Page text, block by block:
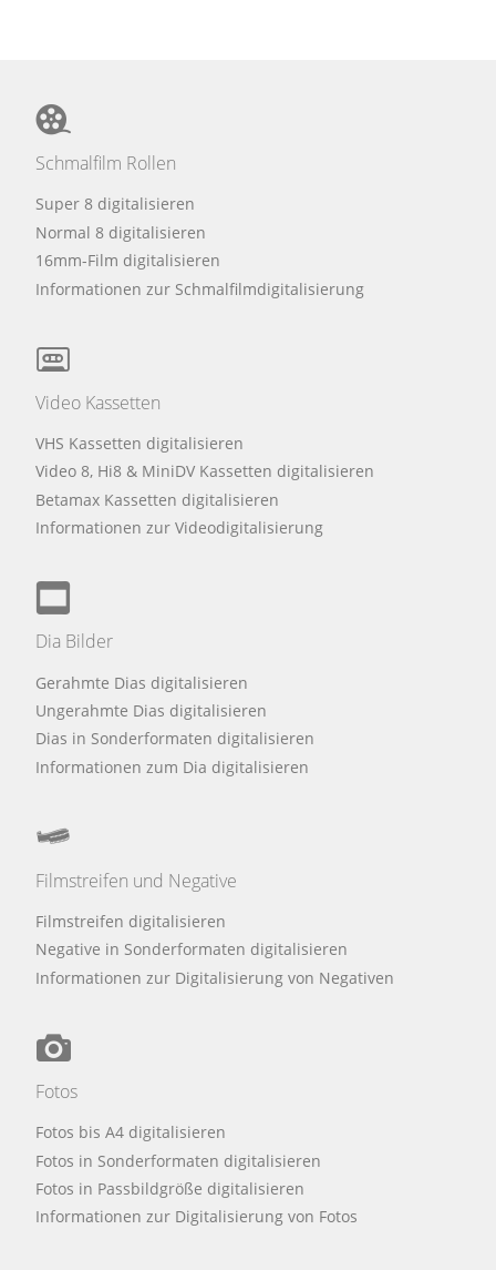
Schmalfilm Rollen
Super 8 digitalisieren
Normal 8 digitalisieren
16mm-Film digitalisieren
Informationen zur Schmalfilmdigitalisierung
Video Kassetten
VHS Kassetten digitalisieren
Video 8, Hi8 & MiniDV Kassetten digitalisieren
Betamax Kassetten digitalisieren
Informationen zur Videodigitalisierung
Dia Bilder
Gerahmte Dias digitalisieren
Ungerahmte Dias digitalisieren
Dias in Sonderformaten digitalisieren
Informationen zum Dia digitalisieren
Filmstreifen und Negative
Filmstreifen digitalisieren
Negative in Sonderformaten digitalisieren
Informationen zur Digitalisierung von Negativen
Fotos
Fotos bis A4 digitalisieren
Fotos in Sonderformaten digitalisieren
Fotos in Passbildgröße digitalisieren
Informationen zur Digitalisierung von Fotos